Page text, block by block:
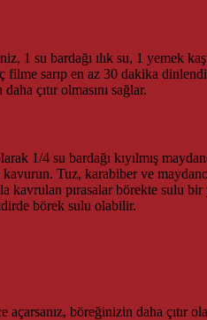
bardağı ılık su, 1 yemek
sarıp en az 30 dakika
çıtır olmasını sağlar.
1/4 su bardağı kıyılmış
Tuz, karabiber ve
pırasalar börekte sulu bir
börek sulu olabilir.
böreğinizin daha çıtır